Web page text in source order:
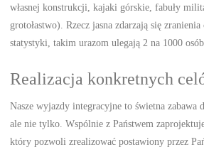
własnej konstrukcji, kajaki górskie, fabuły
grotołastwo). Rzecz jasna zdarzają się
statystyki, takim urazom ulegają 2 na 1000
Realizacja konkretnych
Nasze wyjazdy integracyjne to świetna zabawa
ale nie tylko. Wspólnie z Państwem
który pozwoli zrealizować postawiony przez